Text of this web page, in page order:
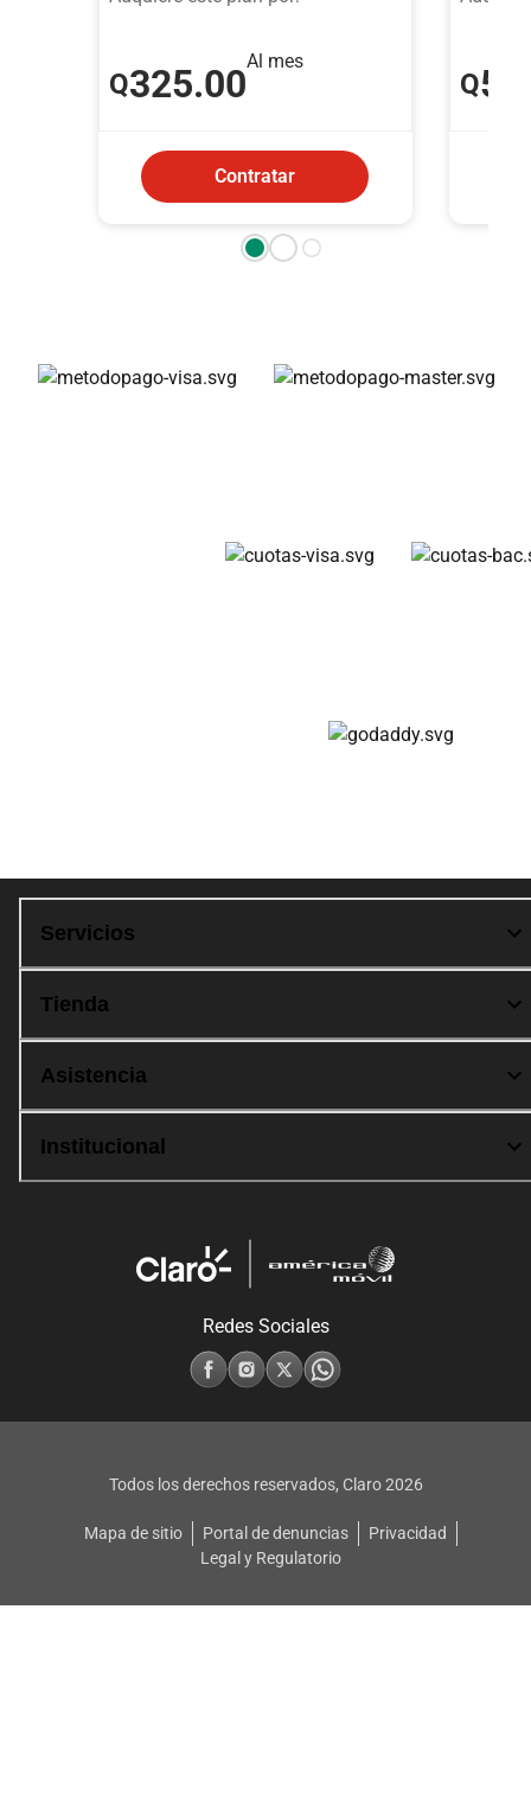
Q325.00
Al mes
Contratar
Q
Servicios
Tienda
Asistencia
Institucional
Redes Sociales
Todos los derechos reservados, Claro 2026
Mapa de sitio Portal de denuncias
Privacidad
Legal y Regulatorio